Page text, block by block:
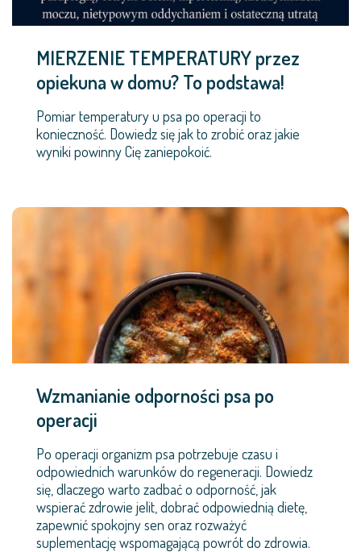
MIERZENIE TEMPERATURY przez
opiekuna w domu? To podstawa!
Pomiar temperatury u psa po operacji to
konieczność. Dowiedz się jak to zrobić oraz jakie
wyniki powinny Cię zaniepokoić.
Wzmanianie odporności psa po
operacji
Po operacji organizm psa potrzebuje czasu i
odpowiednich warunków do regeneracji. Dowiedz
się, dlaczego warto zadbać o odporność, jak
wspierać zdrowie jelit, dobrać odpowiednią dietę,
zapewnić spokojny sen oraz rozważyć
suplementację wspomagającą powrót do zdrowia.